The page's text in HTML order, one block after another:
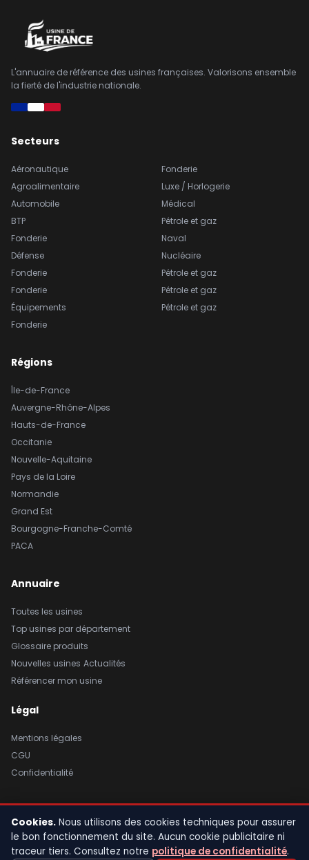
L'annuaire de référence des usines françaises. Valorisons ensemble
la fierté de l'industrie nationale.
Secteurs
Aéronautique
Agroalimentaire
Automobile
BTP
Fonderie
Défense
Fonderie
Fonderie
Équipements
Fonderie
Fonderie
Luxe / Horlogerie
Médical
Pétrole et gaz
Naval
Nucléaire
Pétrole et gaz
Pétrole et gaz
Pétrole et gaz
Régions
Île-de-France
Auvergne-Rhône-Alpes
Hauts-de-France
Occitanie
Nouvelle-Aquitaine
Pays de la Loire
Normandie
Grand Est
Bourgogne-Franche-Comté
PACA
Annuaire
Toutes les usines
Top usines par département
Glossaire produits
Nouvelles usines Actualités
Référencer mon usine
Légal
Mentions légales
CGU
Confidentialité
© 2026 Usine de France. Tous droits réservés. |Mentions légales |
CGU
Confidentialité
Cookies. Nous utilisons des cookies techniques pour assurer
le bon fonctionnement du site. Aucun cookie publicitaire ni
traceur tiers. Consultez notre politique de confidentialité.